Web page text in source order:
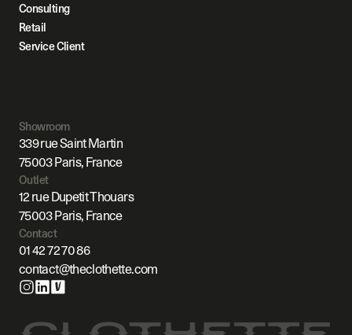
Consulting
Retail
Service Client
Showroom
339 rue Saint Martin
75003 Paris, France
Outlet
12 rue Dupetit Thouars
75003 Paris, France
Contact
01 42 72 70 86
contact@theclothette.com